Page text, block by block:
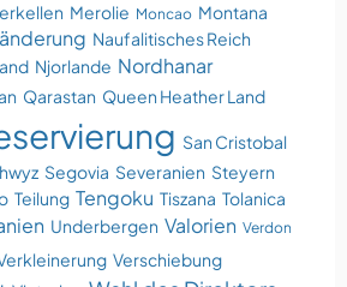
Merolie Moncao Montana
Naufalitisches Reich
Njorlande Nordhanar
Qarastan Queen Heather Land
San Cristobal
Segovia Severanien Steyern
Teilung Tengoku Tiszana Tolanica
Underbergen Valorien Verdon
Verschiebung